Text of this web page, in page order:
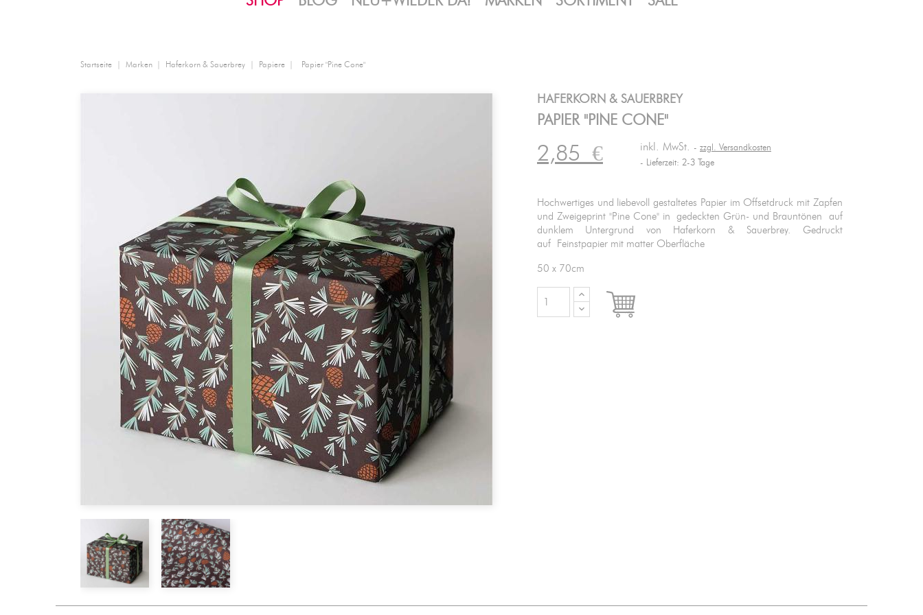
Startseite Marken Haferkorn & Sauerbrey Papiere Papier "Pine Cone"
HAFERKORN & SAUERBREY
PAPIER "PINE CONE"
2,85€ inkl. MwSt.
zzgl. Versandkosten
Lieferzeit: 2-3 Tage
Hochwertiges und liebevoll gestaltetes Papier im Offsetdruck mit Zapfen
und Zweigeprint "Pine Cone" in gedeckten Grün- und Brauntönen auf
dunklem Untergrund von Haferkorn & Sauerbrey. Gedruckt
auf Feinstpapier mit matter Oberfläche
50 x 70cm
